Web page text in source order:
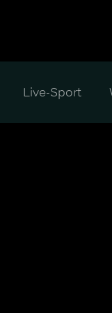
Live-Sport